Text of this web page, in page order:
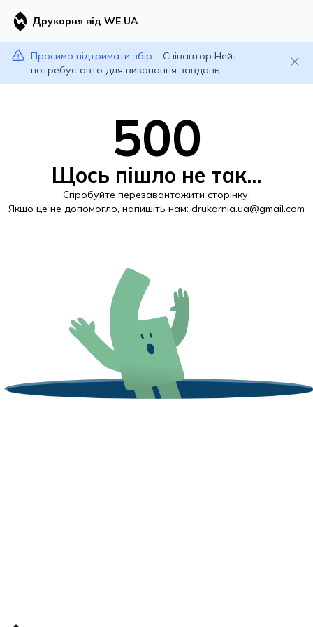
Друкарня від WE.UA
Просимо підтримати збір:
Співавтор Нейт
потребує авто для виконання завдань
500
Щось пішло не так...
Спробуйте перезавантажити сторінку.
Якщо це не допомогло, напишіть нам: drukarnia.ua@gmail.com